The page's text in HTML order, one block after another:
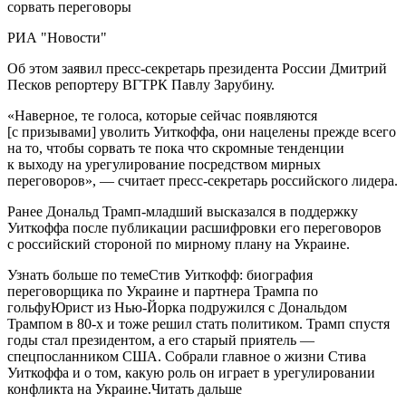
РИА "Новости"
Об этом заявил пресс-секретарь президента России Дмитрий
Песков репортеру ВГТРК Павлу Зарубину.
«Наверное, те голоса, которые сейчас появляются
[с призывами] уволить Уиткоффа, они нацелены прежде всего
на то, чтобы сорвать те пока что скромные тенденции
к выходу на урегулирование посредством мирных
переговоров», — считает пресс-секретарь российского лидера.
Ранее Дональд Трамп-младший высказался в поддержку
Уиткоффа после публикации расшифровки его переговоров
с российский стороной по мирному плану на Украине.
Узнать больше по темеСтив Уиткофф: биография
переговорщика по Украине и партнера Трампа по
гольфуЮрист из Нью-Йорка подружился с Дональдом
Трампом в 80-х и тоже решил стать политиком. Трамп спустя
годы стал президентом, а его старый приятель —
спецпосланником США. Собрали главное о жизни Стива
Уиткоффа и о том, какую роль он играет в урегулировании
конфликта на Украине.Читать дальше